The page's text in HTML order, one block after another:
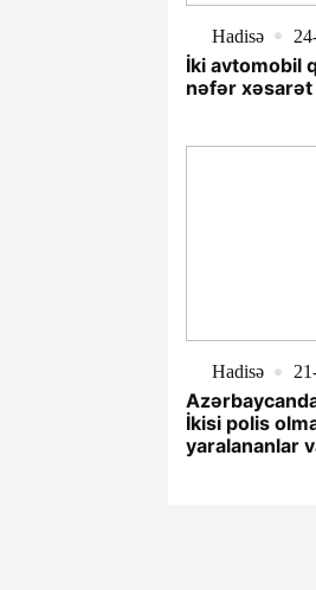
Hadisə
İki avtomobil
nəfər xəsarət
Hadisə
İkisi polis
yaralananlar